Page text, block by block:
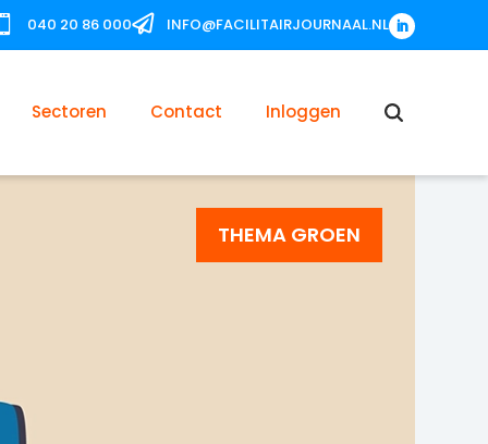
 040 20 86 000 INFO@FACILITAIRJOURNAAL.NL
Sectoren Contact Inloggen
THEMA GROEN